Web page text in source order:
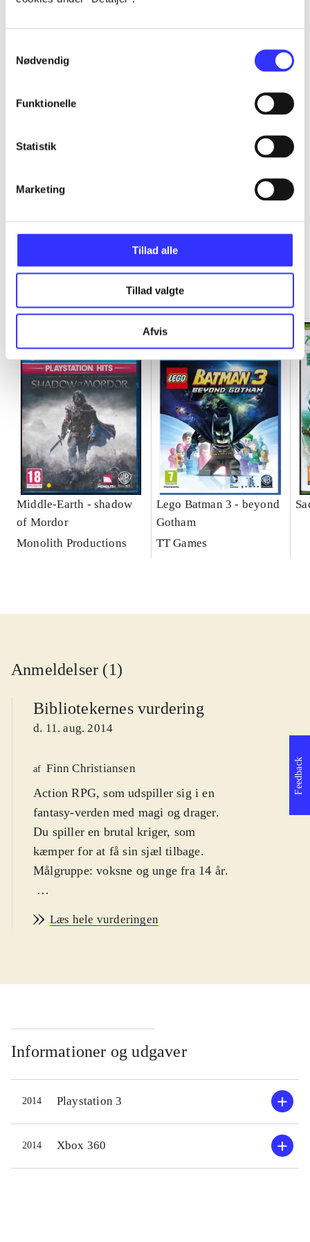
Nødvendig
Funktionelle
Statistik
Marketing
Tillad alle
Tillad valgte
Afvis
Middle-Earth - shadow
of Mordor
Monolith Productions
Lego Batman 3 - beyond
Gotham
TT Games
Anmeldelser (1)
Bibliotekernes vurdering
d. 11. aug. 2014
af Finn Christiansen
Action RPG, som udspiller sig i en
fantasy-verden med magi og drager.
Du spiller en brutal kriger, som
kæmper for at få sin sjæl tilbage.
Målgruppe: voksne og unge fra 14 år.
startede i 2009. Handlingen er tilbage
fra seriens forrige spil. Undervejs i
andre krigere, troldmænd og
overnaturlige væsner. Gennem kamp
tjener man XP, som kan bruges til
opgradering af evner. Historien leder
også helten på sporet af skjulte
skatte, så man kan opgradere sit
udstyr. Handlingen er til dels åben,
Læs hele vurderingen
Informationer og udgaver
2014 Playstation 3
2014 Xbox 360
Feedback